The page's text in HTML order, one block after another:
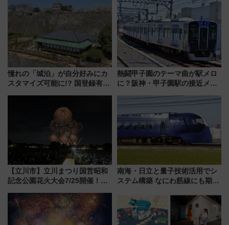
ススメ
憧れの「城泊」が自分好みにカ
スタマイズ可能に!? 国登録有形
熱闘甲子園のテーマ曲が駅メロ
に？阪神・甲子園駅の接近メロ
谷実アレンジの特別仕様へ、8月
5日始発から
【立川市】立川まつり国営昭和
記念公園花火大会7/25開催！
混雑に要注意、その理由は
南海・日立と量子技術活用でシ
ステム構築 なにわ筋線にも期待